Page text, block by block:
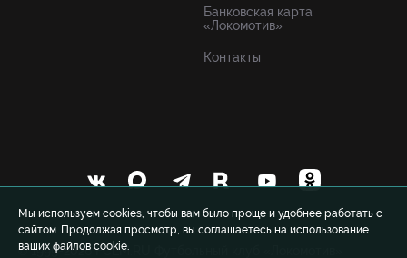
Мы используем cookies, чтобы вам было проще и удобнее работать с
сайтом. Продолжая просмотр, вы соглашаетесь на использование
ваших файлов cookie.
Банковская карта
«Локомотив»
Контакты
© 1999-2026 FCLM.RU Футбольный клуб «Локомотив»